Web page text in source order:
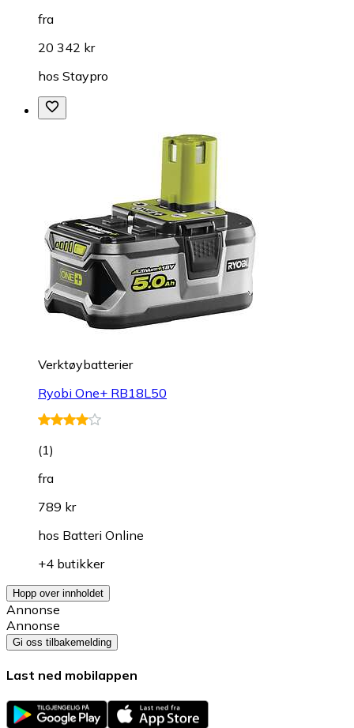
fra
20 342 kr
hos Staypro
Verktøybatterier
Ryobi One+ RB18L50
(1)
fra
789 kr
hos Batteri Online
+4 butikker
Hopp over innholdet
Annonse
Annonse
Gi oss tilbakemelding
Last ned mobilappen